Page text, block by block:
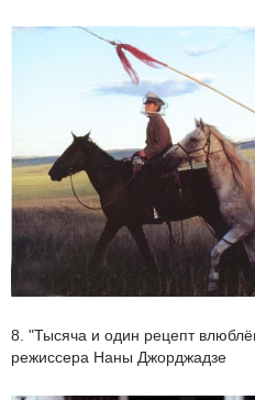
8. "Тысяча и один рецепт
режиссера Наны Джорджадзе